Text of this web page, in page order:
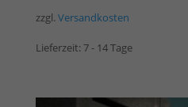
zzgl. Versandkosten
Lieferzeit: 7 - 14 Tage